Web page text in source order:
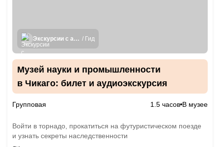
Экскурсии с аудиогидом / Гид
Музей науки и промышленности
в Чикаго: билет и аудиоэкскурсия
Групповая 1.5 часов В музее
Войти в торнадо, прокатиться на футуристическом поезде
и узнать секреты наследственности